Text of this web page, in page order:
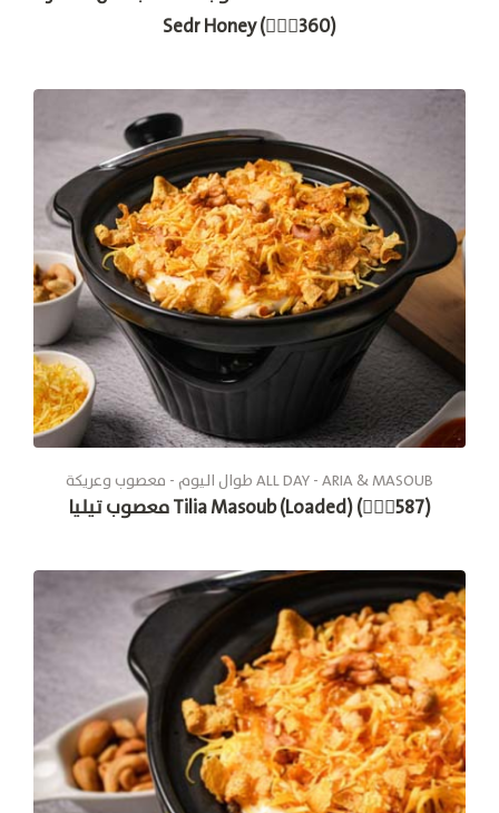
Sedr Honey (🚶🏽‍♂360)
طوال الیوم - معصوب وعريكة ALL DAY - ARIA & MASOUB
معصوب تيليا Tilia Masoub (Loaded) (🚶🏽‍♂587)